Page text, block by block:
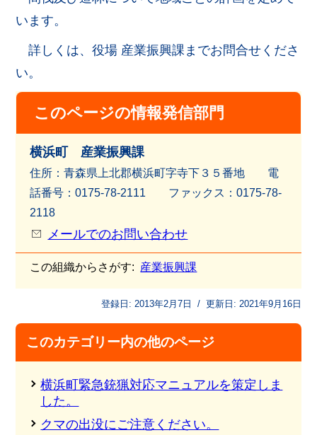
います。
詳しくは、役場 産業振興課までお問合せくださ
い。
このページの情報発信部門
横浜町 産業振興課
住所：青森県上北郡横浜町字寺下３５番地 電
話番号：0175-78-2111 ファッ クス：0175-78-
2118
メールでのお問い合わせ
この組織からさがす: 産業振興課
登録日: 2013年2月7日 / 更新日: 2021年9月16日
このカテゴリー内の他のページ
横浜町緊急銃猟対応マニュアルを策定しま
した。
クマの出没にご注意ください。